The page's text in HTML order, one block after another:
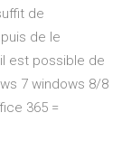
de
de le
est possible de
7 windows 8/8
365 =